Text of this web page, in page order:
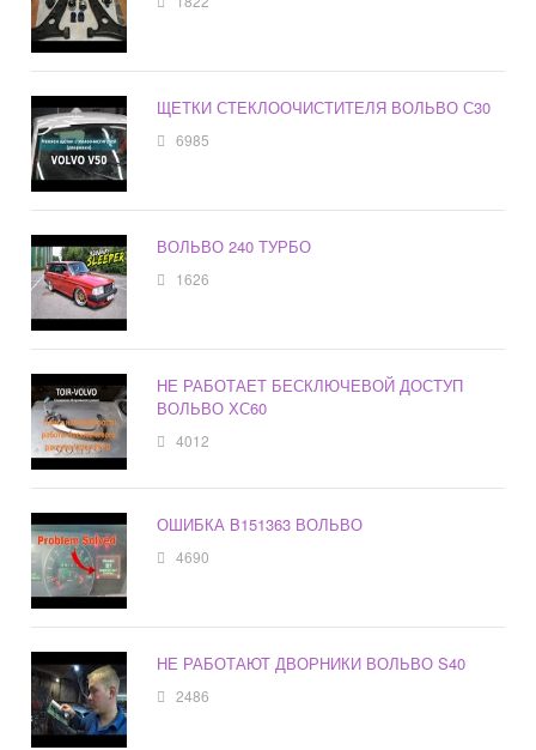
ЩЕТКИ СТЕКЛООЧИСТИТЕЛЯ ВОЛЬВО С30
6985
ВОЛЬВО 240 ТУРБО
1626
НЕ РАБОТАЕТ БЕСКЛЮЧЕВОЙ ДОСТУП
ВОЛЬВО ХС60
4012
ОШИБКА B151363 ВОЛЬВО
4690
НЕ РАБОТАЮТ ДВОРНИКИ ВОЛЬВО S40
2486